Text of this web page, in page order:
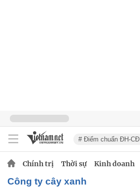
# Điểm chuẩn ĐH-CĐ
Chính trị Thời sự Kinh doanh
công ty cây xanh